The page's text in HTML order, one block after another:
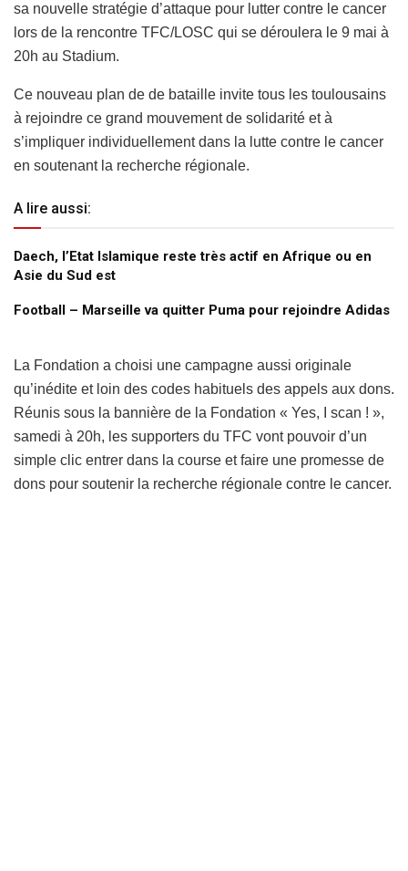
sa nouvelle stratégie d’attaque pour lutter contre le cancer
lors de la rencontre TFC/LOSC qui se déroulera le 9 mai à
20h au Stadium.
Ce nouveau plan de de bataille invite tous les toulousains
à rejoindre ce grand mouvement de solidarité et à
s’impliquer individuellement dans la lutte contre le cancer
en soutenant la recherche régionale.
A lire aussi:
Daech, l’Etat Islamique reste très actif en Afrique ou en
Asie du Sud est
Football – Marseille va quitter Puma pour rejoindre Adidas
La Fondation a choisi une campagne aussi originale
qu’inédite et loin des codes habituels des appels aux dons.
Réunis sous la bannière de la Fondation « Yes, I scan ! »,
samedi à 20h, les supporters du TFC vont pouvoir d’un
simple clic entrer dans la course et faire une promesse de
dons pour soutenir la recherche régionale contre le cancer.